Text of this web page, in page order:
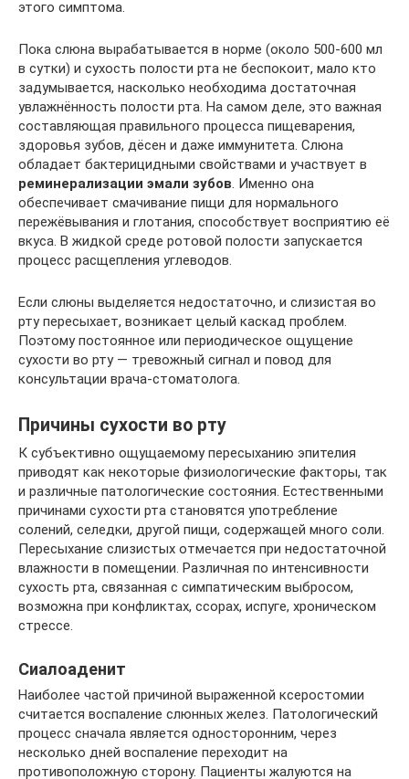
этого симптома.
Пока слюна вырабатывается в норме (около 500-600 мл
в сутки) и сухость полости рта не беспокоит, мало кто
задумывается, насколько необходима достаточная
увлажнённость полости рта. На самом деле, это важная
составляющая правильного процесса пищеварения,
здоровья зубов, дёсен и даже иммунитета. Слюна
обладает бактерицидными свойствами и участвует в
реминерализации эмали зубов . Именно она
обеспечивает смачивание пищи для нормального
пережёвывания и глотания, способствует восприятию её
вкуса. В жидкой среде ротовой полости запускается
процесс расщепления углеводов.
Если слюны выделяется недостаточно, и слизистая во
рту пересыхает, возникает целый каскад проблем.
Поэтому постоянное или периодическое ощущение
сухости во рту — тревожный сигнал и повод для
консультации врача-стоматолога.
Причины сухости во рту
К субъективно ощущаемому пересыханию эпителия
приводят как некоторые физиологические факторы, так
и различные патологические состояния. Естественными
причинами сухости рта становятся употребление
солений, селедки, другой пищи, содержащей много соли.
Пересыхание слизистых отмечается при недостаточной
влажности в помещении. Различная по интенсивности
сухость рта, связанная с симпатическим выбросом,
возможна при конфликтах, ссорах, испуге, хроническом
стрессе.
Сиалоаденит
Наиболее частой причиной выраженной ксеростомии
считается воспаление слюнных желез. Патологический
процесс сначала является односторонним, через
несколько дней воспаление переходит на
противоположную сторону. Пациенты жалуются на